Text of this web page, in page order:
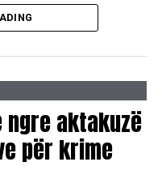
të madhe ekonomike
përshkallëzimin
aktakuzë
për krime